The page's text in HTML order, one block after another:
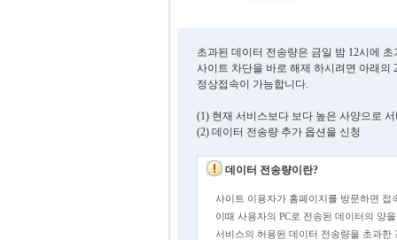
초과된 데이터 전송량은 금일 밤 12시에
사이트 차단을 바로 해제 하시려면 아래의
정상접속이 가능합니다.
(1) 현재 서비스보다 보다 높은 사양으로
(2) 데이터 전송량 추가 옵션을 신청
데이터 전송량이란?
사이트 이용자가 홈페이지를 방문하면 접
이때 사용자의 PC로 전송된 데이터의 양
서비스의 허용된 데이터 전송량을 초과